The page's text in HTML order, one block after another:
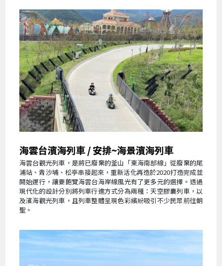
海雲台濱海列車 / 安排~海景濱海列車
海雲台觀光列車，是將已廢棄的釜山「東海南部線」從廢棄的尾
浦站、青沙埔、松亭串接起來，重新活化再造於2020打造完成並
開始運行，讓要飽覽海雲台海岸線風光有了更多元的選擇。透過
現代化的設計分別將列車行進方式分為兩種：天空膠囊列車，以
及濱海觀光列車，且列車整體呈現色彩繽紛吸引不少民眾前往朝
聖。